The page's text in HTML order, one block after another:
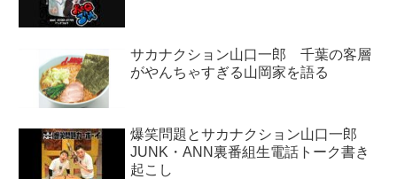
サカナクション山口一郎 千葉の客層
がやんちゃすぎる山岡家を語る
爆笑問題とサカナクション山口一郎
JUNK・ANN裏番組生電話トーク書き
起こし